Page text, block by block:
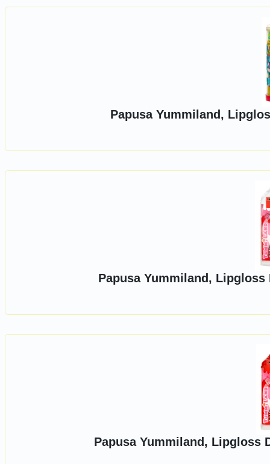
Papusa Yummiland,
Papusa Yummiland, Lipgloss
Papusa Yummiland, Lipgloss